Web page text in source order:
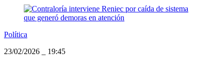
Política
23/02/2026
19:45